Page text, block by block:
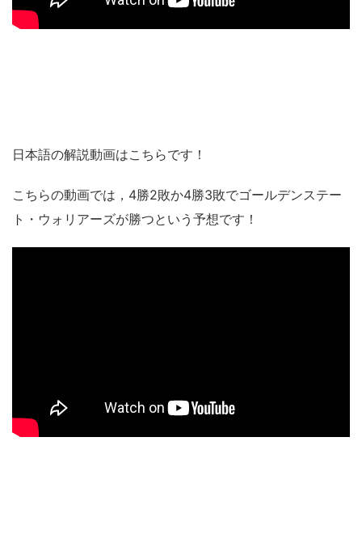
日本語の解説動画はこちらです！
こちらの動画では，4勝2敗か4勝3敗でゴールデンステー
ト・ウォリアーズが勝つという予想です！